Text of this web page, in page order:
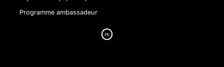
Programme ambassadeur